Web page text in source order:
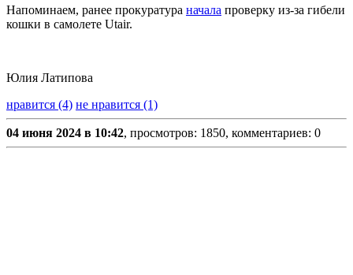
Напоминаем, ранее прокуратура начала проверку из-за гибели
кошки в самолете Utair.
Юлия Латипова
нравится (4) не нравится (1)
04 июня 2024 в 10:42, просмотров: 1850, комментариев: 0